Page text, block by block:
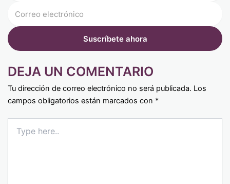
DEJA UN COMENTARIO
Tu dirección de correo electrónico no será publicada. Los
campos obligatorios están marcados con *
here..